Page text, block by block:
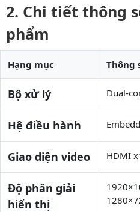
Chi tiết thông
phẩm
Hạng mục Thông
Bộ xử lý Dual-
Hệ điều hành
Giao diện video HDMI
Độ phân giải
hiển thị